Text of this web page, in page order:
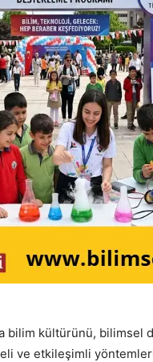
bilim kültürünü, bilimsel
ve etkileşimli